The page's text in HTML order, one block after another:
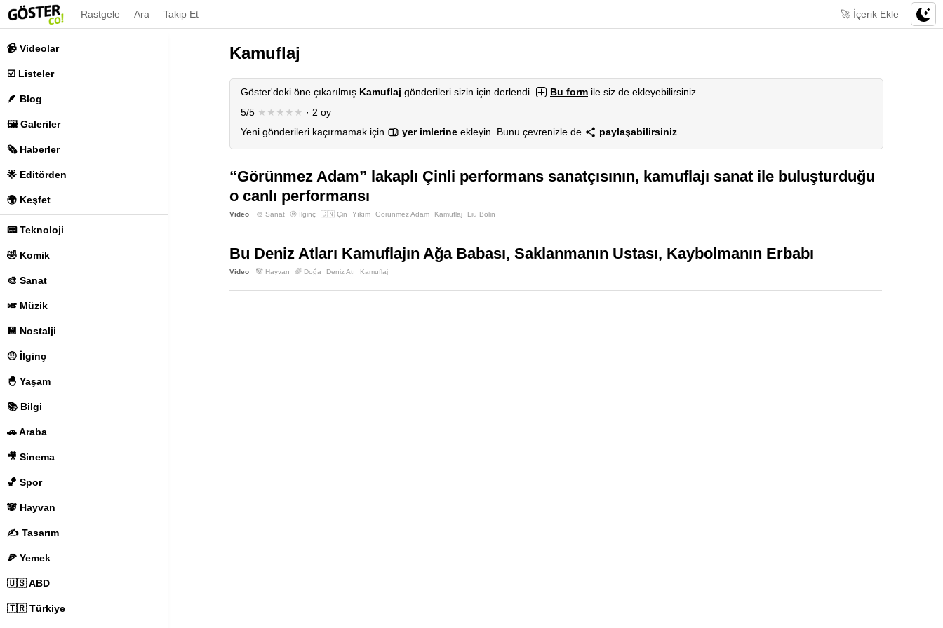
📹 Videolar
☑️ Listeler
🪶 Blog
🖼️ Galeriler
🗞️ Haberler
🌟 Editörden
🌍 Keşfet
📟 Teknoloji
🤣 Komik
🎨 Sanat
🎺 Müzik
💾 Nostalji
🤨 İlginç
🐣 Yaşam
📚 Bilgi
🚗 Araba
🎥 Sinema
🏀 Spor
🐼 Hayvan
✍️ Tasarım
🍕 Yemek
🇺🇸 ABD
🇹🇷 Türkiye
Rastgele Ara Takip Et 🚀 İçerik Ekle
Kamuflaj
Göster'deki öne çıkarılmış Kamuflaj gönderileri sizin için derlendi. Bu form ile siz de ekleyebilirsiniz.
5/5 ★★★★★ · 2 oy
Yeni gönderileri kaçırmamak için
yer imlerine ekleyin. Bunu çevrenizle de paylaşabilirsiniz
“Görünmez Adam” lakaplı Çinli performans sanatçısının, kamuflajı sanat ile buluşturduğu
o canlı performansı
Video 🎨 Sanat 🤨 İlginç 🇨🇳 Çin Yıkım Görünmez Adam Kamuflaj Liu Bolin
Bu Deniz Atları Kamuflajın Ağa Babası, Saklanmanın Ustası, Kaybolmanın Erbabı
Video 🐼 Hayvan 🌈 Doğa Deniz Atı Kamuflaj